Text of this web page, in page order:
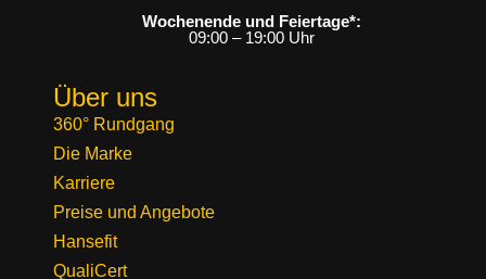
Wochenende und Feiertage*:
09:00 – 19:00 Uhr
Über uns
360° Rundgang
Die Marke
Karriere
Preise und Angebote
Hansefit
QualiCert